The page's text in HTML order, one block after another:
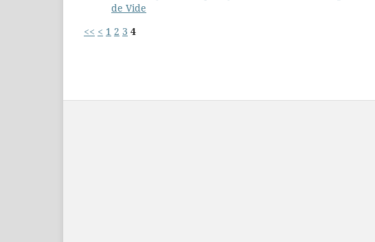
de Vide
<< < 1 2 3 4